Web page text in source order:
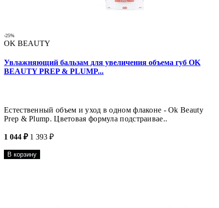
-25%
OK BEAUTY
Увлажняющий бальзам для увеличения объема губ OK
BEAUTY PREP & PLUMP...
Естественный объем и уход в одном флаконе - Ok Beauty
Prep & Plump. Цветовая формула подстраивае..
1 044 ₽ 1 393 ₽
В корзину